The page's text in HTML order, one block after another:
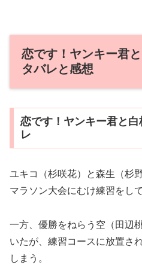
恋です！ヤンキー君
タバレと感想
恋です！ヤンキー君と
レ
ユキコ（杉咲花）と森生（杉
マラソン大会にむけ練習をして
一方、優勝をねらう空（田辺
いたが、練習コースに放置さ
しまう。